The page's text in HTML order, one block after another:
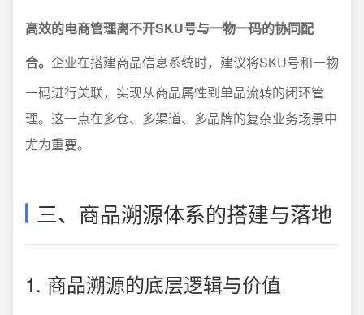
高效的电商管理离不开SKU号与一物一码的协同配
合。 企业在搭建商品信息系统时，建议将SKU号和一物
一码进行关联，实现从商品属性到单品流转的闭环管
理。这一点在多仓、多渠道、多品牌的复杂业务场景中
尤为重要。
三、商品溯源体系的搭建与落地
1. 商品溯源的底层逻辑与价值